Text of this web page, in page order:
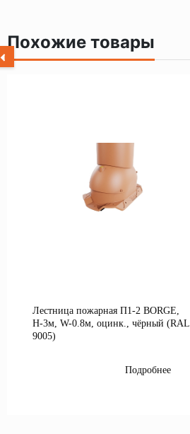
Похожие товары
Лестница пожарная П1-2 BORGE,
Н-3м, W-0.8м, оцинк., чёрный (RAL
9005)
Подробнее